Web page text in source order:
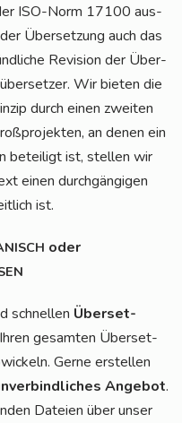
ISO-Norm 17100 aus­
Über­set­zung auch das
Revi­si­on der Über­
Wir bie­ten die
durch einen zwei­ten
an denen ein
betei­ligt ist, stel­len wir
einen durch­gän­gi­gen
ist.
oder
schnel­len Über­set­
gesam­ten Über­set­
Ger­ne erstel­len
Ange­bot.
Datei­en über unser